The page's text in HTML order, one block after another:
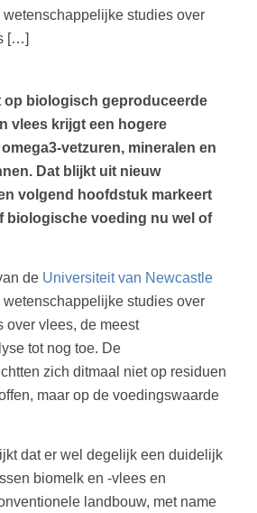
wetenschappelijke studies over
[…]
op biologisch geproduceerde
vlees krijgt een hogere
vetzuren, mineralen en
Dat blijkt uit nieuw
volgend hoofdstuk markeert
biologische voeding nu wel of
de Universiteit van Newcastle
wetenschappelijke studies over
over vlees, de meest
tot nog toe. De
zich ditmaal niet op residuen
maar op de voedingswaarde
dat er wel degelijk een duidelijk
biomelk en -vlees en
landbouw, met name